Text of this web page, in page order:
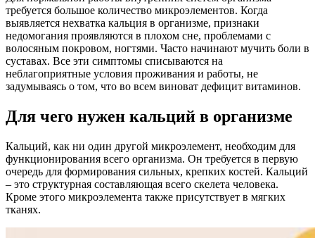
требуется большое количество микроэлементов. Когда
выявляется нехватка кальция в организме, признаки
недомогания проявляются в плохом сне, проблемами с
волосяным покровом, ногтями. Часто начинают мучить боли в
суставах. Все эти симптомы списываются на
неблагоприятные условия проживания и работы, не
задумываясь о том, что во всем виноват дефицит витаминов.
Для чего нужен кальций в организме
Кальций, как ни один другой микроэлемент, необходим для
функционирования всего организма. Он требуется в первую
очередь для формирования сильных, крепких костей. Кальций
– это структурная составляющая всего скелета человека.
Кроме этого микроэлемента также присутствует в мягких
тканях.